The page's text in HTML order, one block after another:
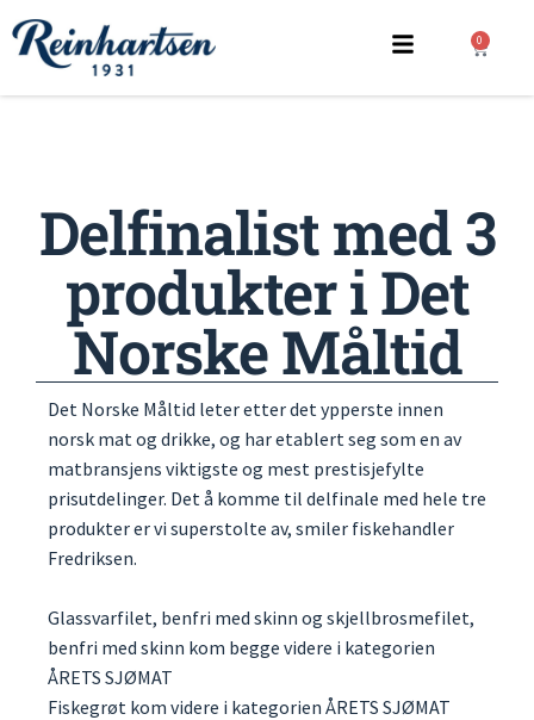
0
Delfinalist med 3
produkter i Det
Norske Måltid
Det Norske Måltid leter etter det ypperste innen
norsk mat og drikke, og har etablert seg som en av
matbransjens viktigste og mest prestisjefylte
prisutdelinger. Det å komme til delfinale med hele tre
produkter er vi superstolte av, smiler fiskehandler
Fredriksen.
Glassvarfilet, benfri med skinn og skjellbrosmefilet,
benfri med skinn kom begge videre i kategorien
ÅRETS SJØMAT
Fiskegrøt kom videre i kategorien ÅRETS SJØMAT